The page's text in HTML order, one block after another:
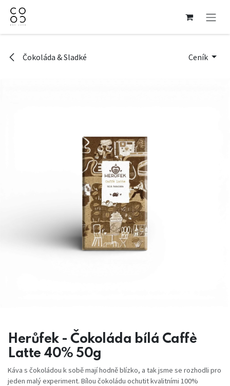
Přejít na obsah
Čokoláda & Sladké Ceník
Herůfek - Čokoláda bílá Caffè
Latte 40% 50g
Káva s čokoládou k sobě mají hodně blízko, a tak jsme se rozhodli pro
jeden malý experiment. Bílou čokoládu ochutit kvalitními 100%